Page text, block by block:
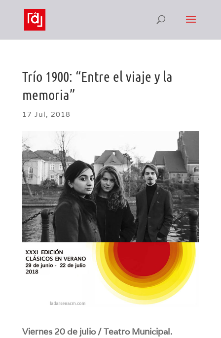
Trío 1900: “Entre el viaje y la
memoria”
17 Jul, 2018
Viernes 20 de julio / Teatro Municipal.